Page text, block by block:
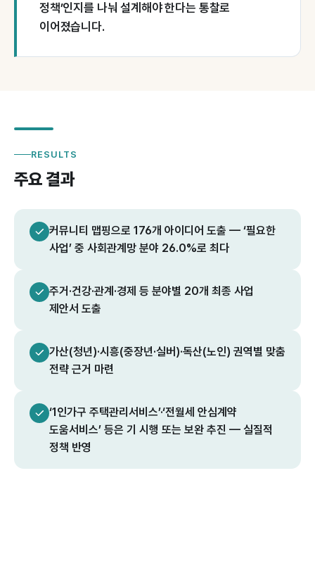
정책’인지를 나눠 설계해야 한다는 통찰로
이어졌습니다.
RESULTS
주요 결과
커뮤니티 맵핑으로 176개 아이디어 도출 — ‘필요한
사업’ 중 사회관계망 분야 26.0%로 최다
주거·건강·관계·경제 등 분야별 20개 최종 사업
제안서 도출
가산(청년)·시흥(중장년·실버)·독산(노인) 권역별 맞춤
전략 근거 마련
‘1인가구 주택관리서비스’·‘전월세 안심계약
도움서비스’ 등은 기 시행 또는 보완 추진 — 실질적
정책 반영